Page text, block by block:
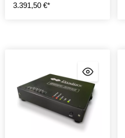
100 kHz bis 12,5 MHz und
3.391,50 €*